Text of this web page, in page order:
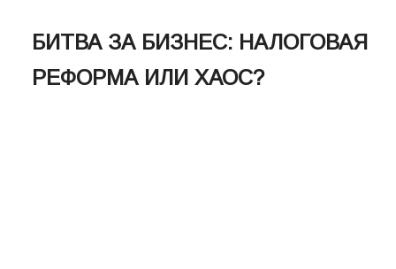
БИТВА ЗА БИЗНЕС: НАЛОГОВАЯ
РЕФОРМА ИЛИ ХАОС?